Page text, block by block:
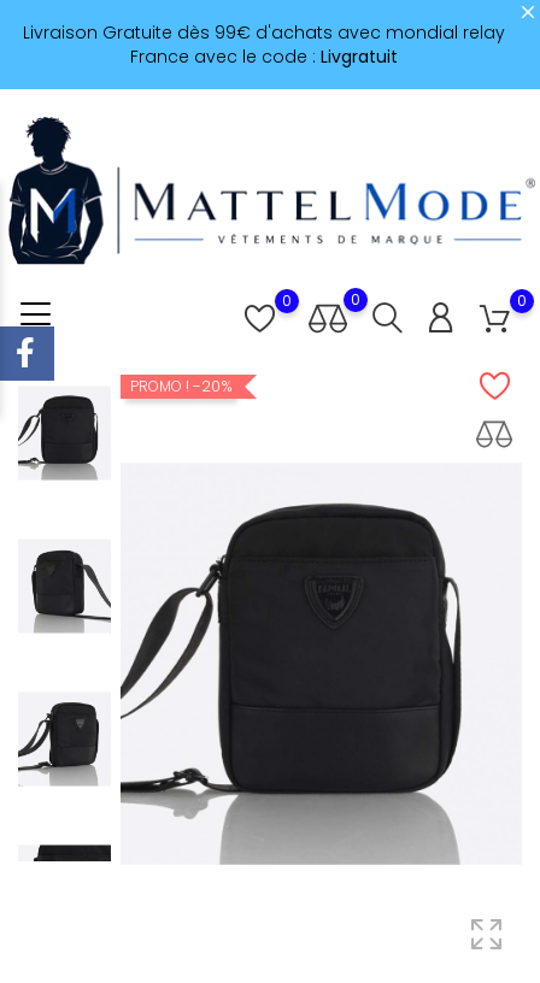
Livraison Gratuite dès 99€ d'achats avec mondial relay
France avec le code : Livgratuit
0
0
0
PROMO ! -20%